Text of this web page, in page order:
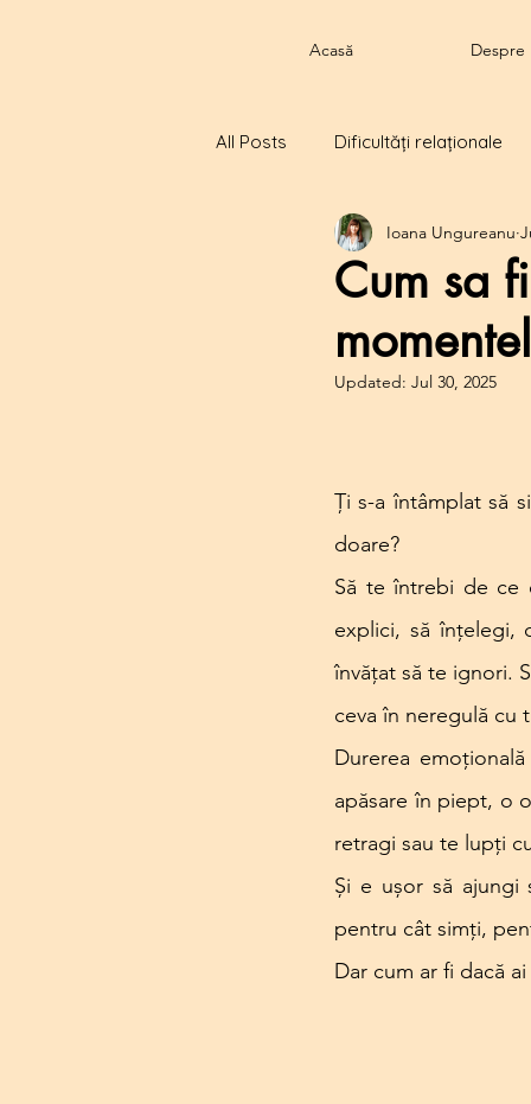
Acasă Despre
All Posts Dificultăți relaționale
Cum sa
Ioana Ungureanu
Updated: Jul 30, 2025
Ți s-a întâmplat să
doare?
Să te întrebi de ce
explici, să înțelegi,
învățat să te ignori.
ceva în neregulă cu
Durerea
apăsare în piept, o
retragi sau te lupți
Și e ușor să
pentru cât simți,
Dar cum ar fi dacă